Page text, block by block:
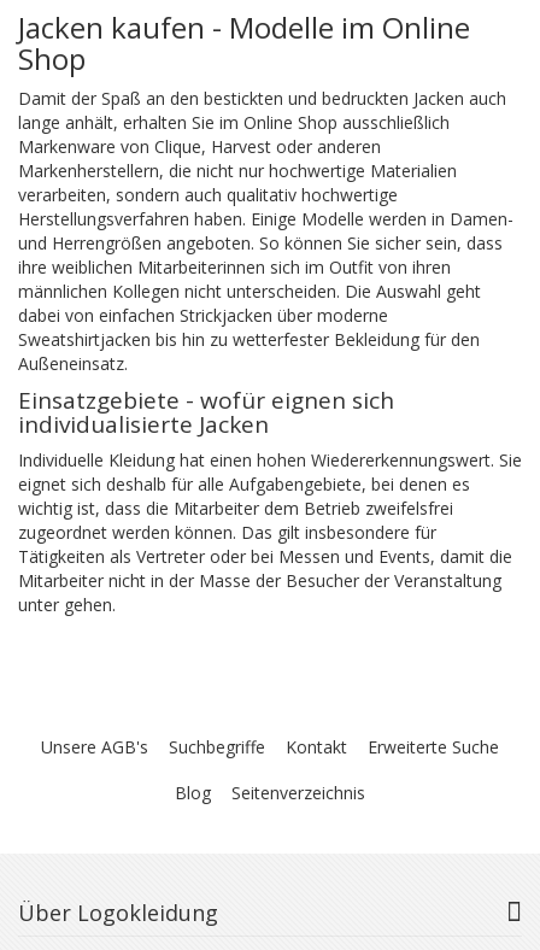
Jacken kaufen - Modelle im Online
Shop
Damit der Spaß an den bestickten und bedruckten Jacken auch
lange anhält, erhalten Sie im Online Shop ausschließlich
Markenware von Clique, Harvest oder anderen
Markenherstellern, die nicht nur hochwertige Materialien
verarbeiten, sondern auch qualitativ hochwertige
Herstellungsverfahren haben. Einige Modelle werden in Damen-
und Herrengrößen angeboten. So können Sie sicher sein, dass
ihre weiblichen Mitarbeiterinnen sich im Outfit von ihren
männlichen Kollegen nicht unterscheiden. Die Auswahl geht
dabei von einfachen Strickjacken über moderne
Sweatshirtjacken bis hin zu wetterfester Bekleidung für den
Außeneinsatz.
Einsatzgebiete - wofür eignen sich
individualisierte Jacken
Individuelle Kleidung hat einen hohen Wiedererkennungswert. Sie
eignet sich deshalb für alle Aufgabengebiete, bei denen es
wichtig ist, dass die Mitarbeiter dem Betrieb zweifelsfrei
zugeordnet werden können. Das gilt insbesondere für
Tätigkeiten als Vertreter oder bei Messen und Events, damit die
Mitarbeiter nicht in der Masse der Besucher der Veranstaltung
unter gehen.
Unsere AGB's Suchbegriffe Kontakt
Erweiterte Suche
Blog
Seitenverzeichnis
Über Logokleidung